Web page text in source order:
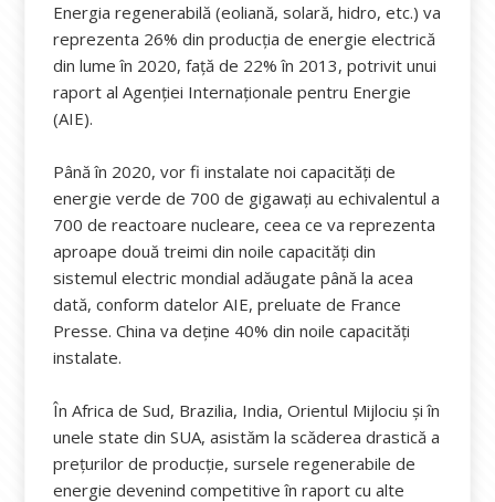
Energia regenerabilă (eoliană, solară, hidro, etc.) va
reprezenta 26% din producția de energie electrică
din lume în 2020, față de 22% în 2013, potrivit unui
raport al Agenției Internaționale pentru Energie
(AIE).
Până în 2020, vor fi instalate noi capacități de
energie verde de 700 de gigawați au echivalentul a
700 de reactoare nucleare, ceea ce va reprezenta
aproape două treimi din noile capacități din
sistemul electric mondial adăugate până la acea
dată, conform datelor AIE, preluate de France
Presse. China va deține 40% din noile capacități
instalate.
În Africa de Sud, Brazilia, India, Orientul Mijlociu și în
unele state din SUA, asistăm la scăderea drastică a
prețurilor de producție, sursele regenerabile de
energie devenind competitive în raport cu alte